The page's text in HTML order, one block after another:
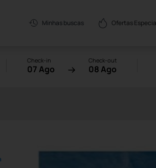
Minhas buscas Ofertas
Check-in
07 Ago
Check-out
08 Ago